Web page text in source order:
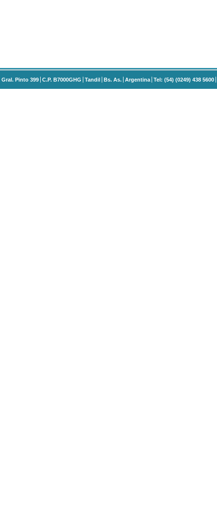
Gral. Pinto 399 C.P. B7000GHG Tandil Bs. As. Argentina Tel: (54) (0249) 438 5600